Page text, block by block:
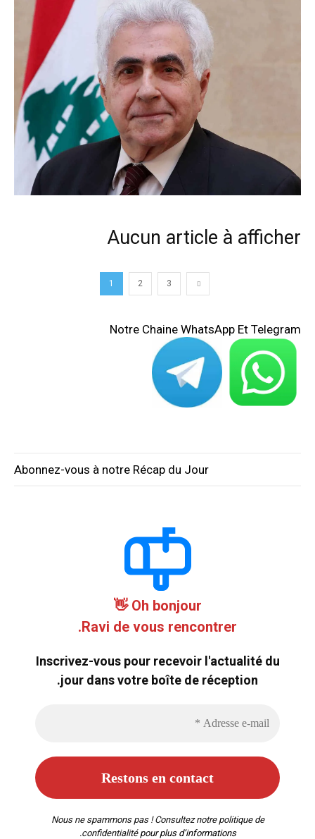
Aucun article à afficher
1 2 3
Notre Chaine WhatsApp Et Telegram
Abonnez-vous à notre Récap du Jour
Oh bonjour 👋
Ravi de vous rencontrer.
Inscrivez-vous pour recevoir l'actualité du
jour dans votre boîte de réception.
Nous ne spammons pas ! Consultez notre politique de
confidentialitépour plus d’informations.